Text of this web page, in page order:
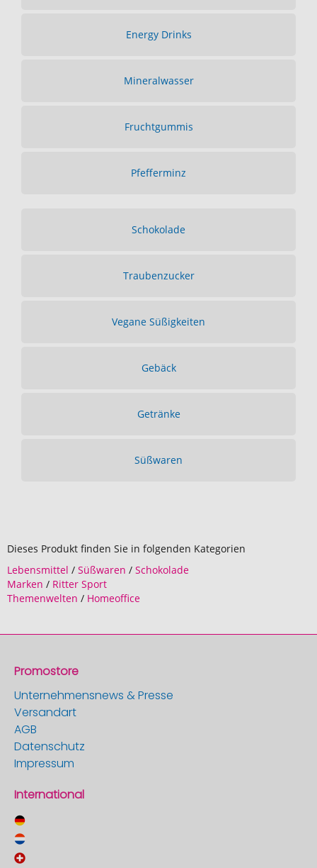
Energy Drinks
Mineralwasser
Fruchtgummis
Pfefferminz
Schokolade
Traubenzucker
Vegane Süßigkeiten
Gebäck
Getränke
Süßwaren
Dieses Produkt finden Sie in folgenden Kategorien
Lebensmittel / Süßwaren / Schokolade
Marken / Ritter Sport
Themenwelten / Homeoffice
Promostore
Unternehmensnews & Presse
Versandart
AGB
Datenschutz
Impressum
International